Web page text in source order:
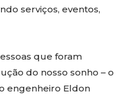
serviços, eventos,
que foram
do nosso sonho – o
engenheiro Eldon